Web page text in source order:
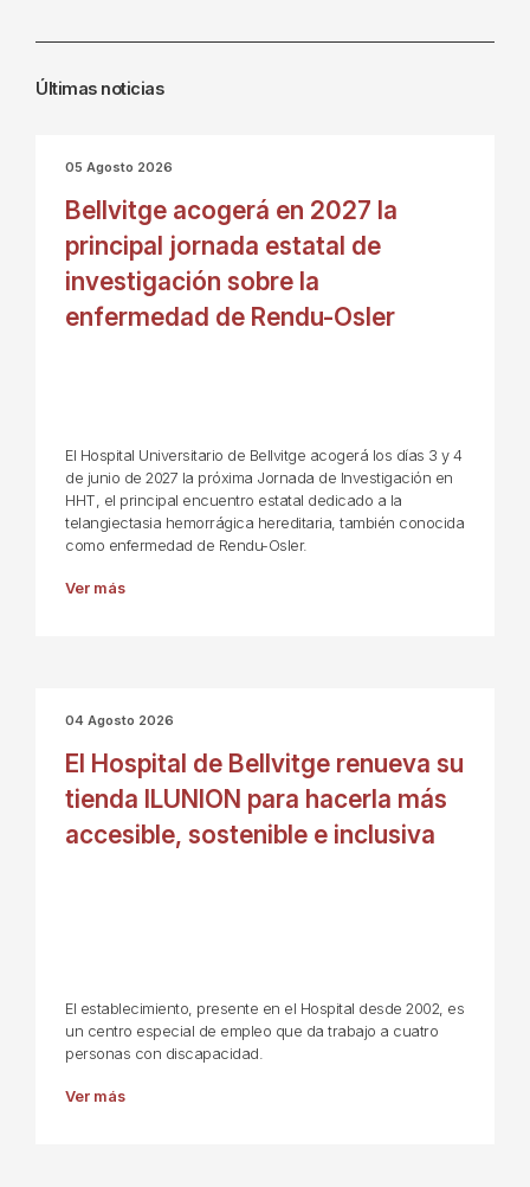
Últimas noticias
05 Agosto 2026
Bellvitge acogerá en 2027 la
principal jornada estatal de
investigación sobre la
enfermedad de Rendu-Osler
El Hospital Universitario de Bellvitge acogerá los días 3 y 4
de junio de 2027 la próxima Jornada de Investigación en
HHT, el principal encuentro estatal dedicado a la
telangiectasia hemorrágica hereditaria, también conocida
como enfermedad de Rendu-Osler.
Ver más
04 Agosto 2026
El Hospital de Bellvitge renueva su
tienda ILUNION para hacerla más
accesible, sostenible e inclusiva
El establecimiento, presente en el Hospital desde 2002, es
un centro especial de empleo que da trabajo a cuatro
personas con discapacidad.
Ver más